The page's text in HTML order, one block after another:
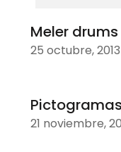
Meler drums
25 octubre, 2013
21 noviembre,